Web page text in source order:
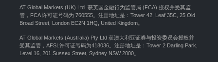
AT Global Markets (UK) Ltd. 获英国金融行为监管局 (FCA) 授权并受其监
管，FCA 许可证号码为 760555。注册地址是：Tower 42, Leaf 35C, 25 Old
Broad Street, London EC2N 1HQ, United Kingdom。
AT Global Markets (Australia) Pty Ltd 获澳大利亚证券与投资委员会授权并
受其监管，AFSL许可证号码为418036。注册地址是：Tower 2 Darling Park,
Level 16, 201 Sussex Street, Sydney NSW 2000